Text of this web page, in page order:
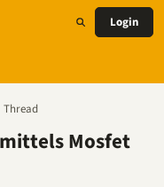
Login
Thread
Mosfet